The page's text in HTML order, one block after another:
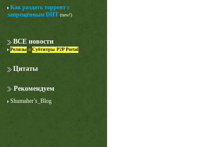
Как раздать торрент с
запрещённым DHT (new!)
ВСЕ новости
Релизы и Субтитры P2P Portal
Цитаты
Рекомендуем
Shumaher’s_Blog